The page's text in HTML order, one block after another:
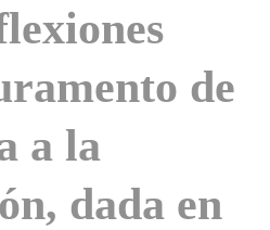
de
a la
dada en